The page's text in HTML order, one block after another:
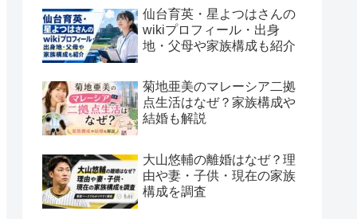
仙台育英・星よつはさんの
wikiプロフィール・出身
地・父母や家族構成も紹介
菊地亜美のマレーシア二拠
点生活はなぜ？家族構成や
結婚も解説
大山悠輔の離婚はなぜ？理
由や妻・子供・現在の家族
構成を調査